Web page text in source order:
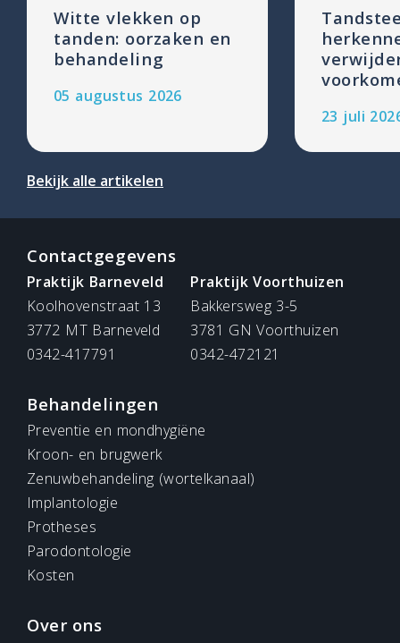
Witte vlekken op
tanden: oorzaken en
behandeling
05 augustus 2026
23 juli
Bekijk alle artikelen
Contactgegevens
Praktijk Barneveld
Koolhovenstraat 13
3772 MT Barneveld
0342-417791
Praktijk Voorthuizen
Bakkersweg 3-5
3781 GN Voorthuizen
0342-472121
Behandelingen
Preventie en mondhygiëne
Kroon- en brugwerk
Zenuwbehandeling (wortelkanaal)
Implantologie
Protheses
Parodontologie
Kosten
Over ons